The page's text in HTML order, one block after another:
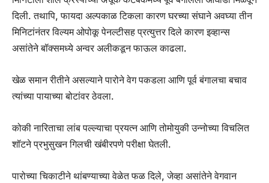
दिली. तथापि, फायदा अल्पकाळ टिकला कारण घरच्या संघाने अवघ्या तीन
मिनिटांनंतर विल्यम ओपोकू पेनल्टीसह प्रत्युत्तर दिले कारण इव्हान्स
असांतेने बॉक्समध्ये अन्वर अलीकडून फाऊल काढला.
खेळ समान रीतीने असल्याने पारोने वेग पकडला आणि पूर्व बंगालचा बचाव
त्यांच्या पायाच्या बोटांवर ठेवला.
कोकी नारिताचा लांब पल्ल्याचा प्रयत्न आणि तोमोयुकी उन्नोच्या विचलित
शॉटने प्रभुसुखन गिलची खंबीरपणे परीक्षा घेतली.
पारोच्या चिकाटीने थांबण्याच्या वेळेत फळ दिले, जेव्हा असांतेने वेगवान